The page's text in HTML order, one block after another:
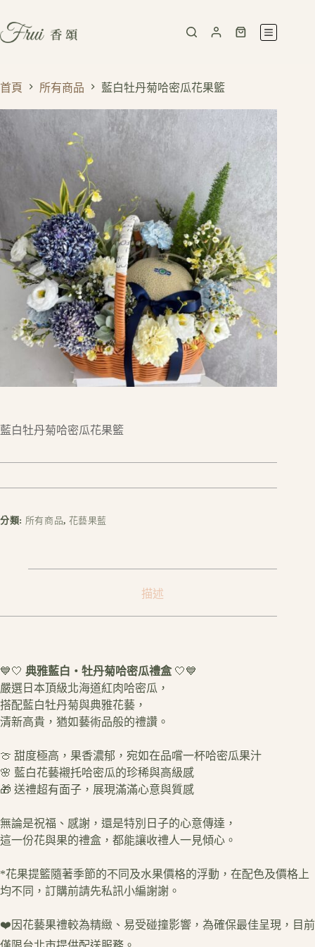
首頁 所有商品 藍白牡丹菊哈密瓜花果籃
藍白牡丹菊哈密瓜花果籃
分類: 所有商品, 花藝果藍
描述
💙🤍 典雅藍白・牡丹菊哈密瓜禮盒🤍💙
嚴選日本頂級北海道紅肉哈密瓜，
搭配藍白牡丹菊與典雅花藝，
清新高貴，猶如藝術品般的禮讚。
🍈 甜度極高，果香濃郁，宛如在品嚐一杯哈密瓜果汁
🌸 藍白花藝襯托哈密瓜的珍稀與高級感
🎁 送禮超有面子，展現滿滿心意與質感
無論是祝福、感謝，還是特別日子的心意傳達，
這一份花與果的禮盒，都能讓收禮人一見傾心。
*花果提籃隨著季節的不同及水果價格的浮動，在配色及價格上
均不同，訂購前請先私訊小編謝謝。
❤️因花藝果禮較為精緻、易受碰撞影響，為確保最佳呈現，目前